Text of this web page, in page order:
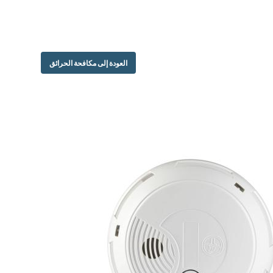
العودة إلى مكافحة الحرائق